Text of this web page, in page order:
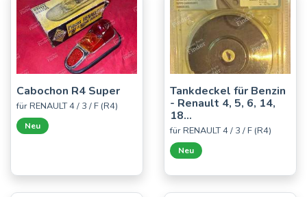
Cabochon R4 Super
für RENAULT 4 / 3 / F (R4)
Neu
Tankdeckel für Benzin
- Renault 4, 5, 6, 14,
18...
für RENAULT 4 / 3 / F (R4)
Neu